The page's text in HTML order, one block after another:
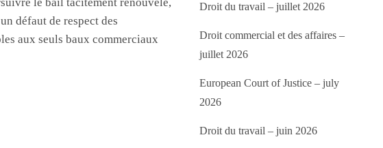
défaut de respect des
aux seuls baux commerciaux
Droit du travail – juillet 2026
Droit commercial et des affaires –
juillet 2026
European Court of Justice – july
2026
Droit du travail – juin 2026